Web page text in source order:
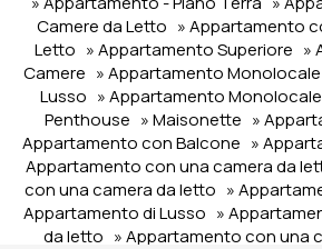
Camere da Letto » Appartamento
Letto » Appartamento Superiore »
Camere » Appartamento Monolocale
Lusso » Appartamento Monolocale
Penthouse » Maisonette »
Appartamento con Balcone »
Appartamento con una camera da
con una camera da letto »
Appartamento di Lusso »
da letto » Appartamento con una